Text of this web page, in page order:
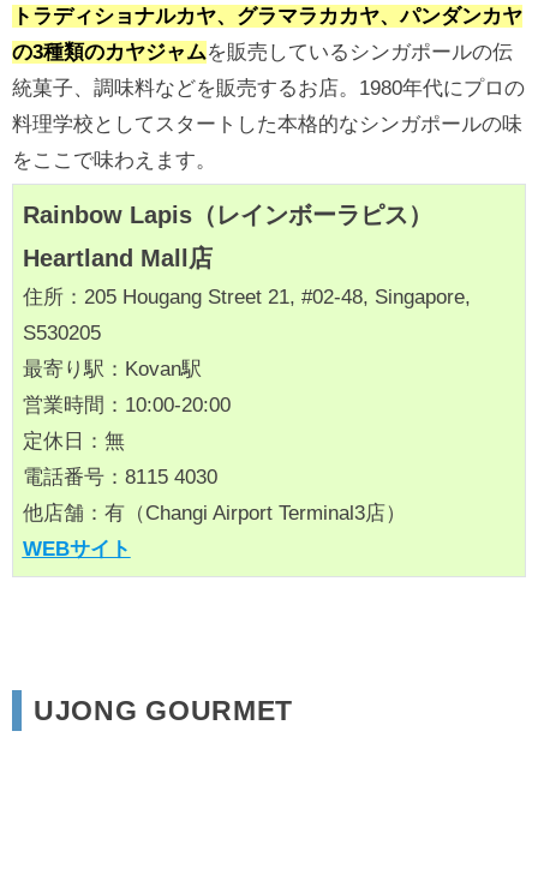
トラディショナルカヤ、グラマラカカヤ、パンダンカヤ
の3種類のカヤジャムを販売しているシンガポールの伝
統菓子、調味料などを販売するお店。1980年代にプロの
料理学校としてスタートした本格的なシンガポールの味
をここで味わえます。
Rainbow Lapis（レインボーラピス）
Heartland Mall店
住所：205 Hougang Street 21, #02-48, Singapore,
S530205
最寄り駅：Kovan駅
営業時間：10:00-20:00
定休日：無
電話番号：8115 4030
他店舗：有（Changi Airport Terminal3店）
WEBサイト
UJONG GOURMET